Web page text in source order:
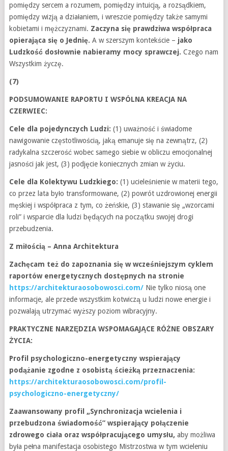
pomiędzy sercem a rozumem, pomiędzy intuicją, a rozsądkiem,
pomiędzy wizją a działaniem, i wreszcie pomiędzy także samymi
kobietami i mężczyznami. Zaczyna się prawdziwa współpraca
opierająca się o Jednię. A w szerszym kontekście – jako
Ludzkość dosłownie nabieramy mocy sprawczej. Czego nam
Wszystkim życzę.
(7)
PODSUMOWANIE RAPORTU I WSPÓLNA KREACJA NA
CZERWIEC:
Cele dla pojedynczych Ludzi: (1) uważność i świadome
nawigowanie częstotliwością, jaką emanuje się na zewnątrz, (2)
radykalna szczerość wobec samego siebie w obliczu emocjonalnej
jasności jak jest, (3) podjęcie koniecznych zmian w życiu.
Cele dla Kolektywu Ludzkiego: (1) ucieleśnienie w materii tego,
co przez lata było transformowane, (2) powrót uzdrowionej energii
męskiej i współpraca z tym, co żeńskie, (3) stawanie się „wzorcami
roli” i wsparcie dla ludzi będących na początku swojej drogi
przebudzenia.
Z miłością – Anna Architektura
Zachęcam też do zapoznania się w wcześniejszym cyklem
raportów energetycznych dostępnych na stronie
https://architekturaosobowosci.com/Nie tylko niosą one
informacje, ale przede wszystkim kotwiczą u ludzi nowe energie i
pozwalają utrzymać wyższy poziom wibracyjny.
PRAKTYCZNE NARZĘDZIA WSPOMAGAJĄCE RÓŻNE OBSZARY
ŻYCIA:
Profil psychologiczno-energetyczny wspierający
podążanie zgodne z osobistą ścieżką przeznaczenia:
https://architekturaosobowosci.com/profil-
psychologiczno-energetyczny/
Zaawansowany profil „Synchronizacja wcielenia i
przebudzona świadomość” wspierający połączenie
zdrowego ciała oraz współpracującego umysłu, aby możliwa
była pełna manifestacja osobistego Mistrzostwa w tym wcieleniu